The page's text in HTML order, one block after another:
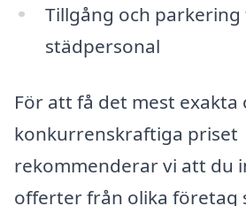
Tillgång och
städpersonal
För att få det mest exakta
konkurrenskraftiga priset
rekommenderar vi att du
offerter från olika företag